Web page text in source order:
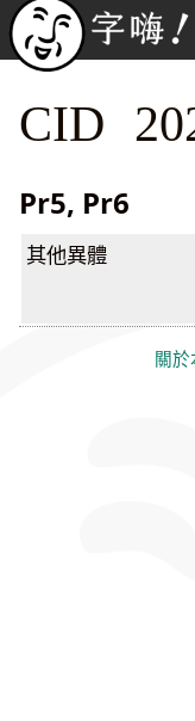
CID
Pr5, Pr6
其他異體
關於